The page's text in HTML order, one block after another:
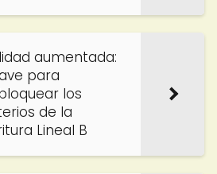
aumentada:
para
los
de la
Lineal B